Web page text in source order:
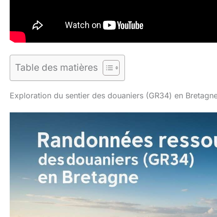
Table des matières
Exploration du sentier des douaniers (GR34) en